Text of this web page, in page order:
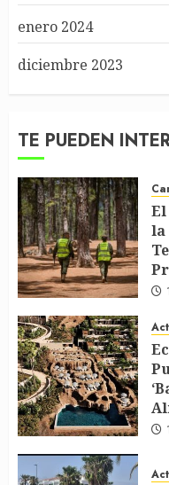
enero 2024
diciembre 2023
TE PUEDEN
la